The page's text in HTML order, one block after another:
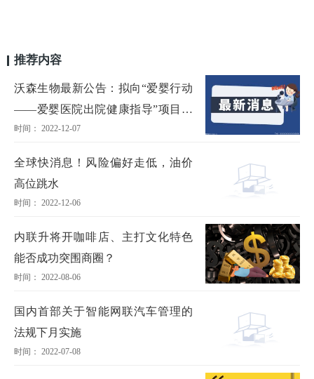
推荐内容
沃森生物最新公告：拟向“爱婴行动
——爱婴医院出院健康指导”项目捐
赠545万元
时间： 2022-12-07
全球快消息！风险偏好走低，油价
高位跳水
时间： 2022-12-06
内联升将开咖啡店、主打文化特色
能否成功突围商圈？
时间： 2022-08-06
国内首部关于智能网联汽车管理的
法规下月实施
时间： 2022-07-08